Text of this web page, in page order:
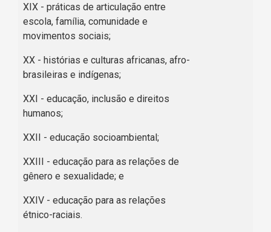
XIX - práticas de articulação entre
escola, família, comunidade e
movimentos sociais;
XX - histórias e culturas africanas, afro-
brasileiras e indígenas;
XXI - educação, inclusão e direitos
humanos;
XXII - educação socioambiental;
XXIII - educação para as relações de
gênero e sexualidade; e
XXIV - educação para as relações
étnico-raciais.